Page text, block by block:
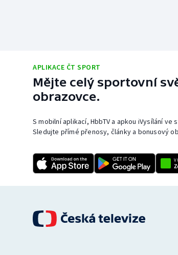
APLIKACE ČT SPORT
Mějte celý sportovní
obrazovce.
S mobilní aplikací, HbbTV a apkou iVysílání
Sledujte přímé přenosy, články a bonusový